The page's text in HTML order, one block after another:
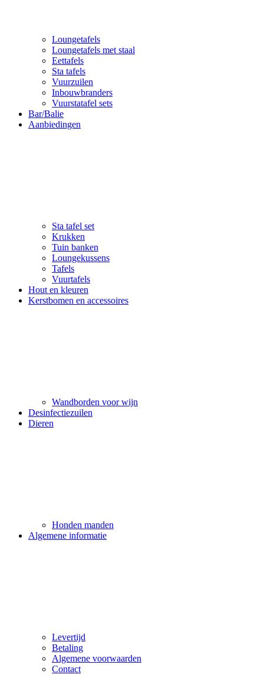
Loungetafels
Loungetafels met staal
Eettafels
Sta tafels
Vuurzuilen
Inbouwbranders
Vuurstatafel sets
Bar/Balie
Aanbiedingen
Sta tafel set
Krukken
Tuin banken
Loungekussens
Tafels
Vuurtafels
Hout en kleuren
Kerstbomen en accessoires
Wandborden voor wijn
Desinfectiezuilen
Dieren
Honden manden
Algemene informatie
Levertijd
Betaling
Algemene voorwaarden
Contact